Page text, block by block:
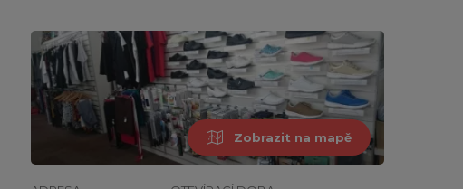
Zobrazit na mapě